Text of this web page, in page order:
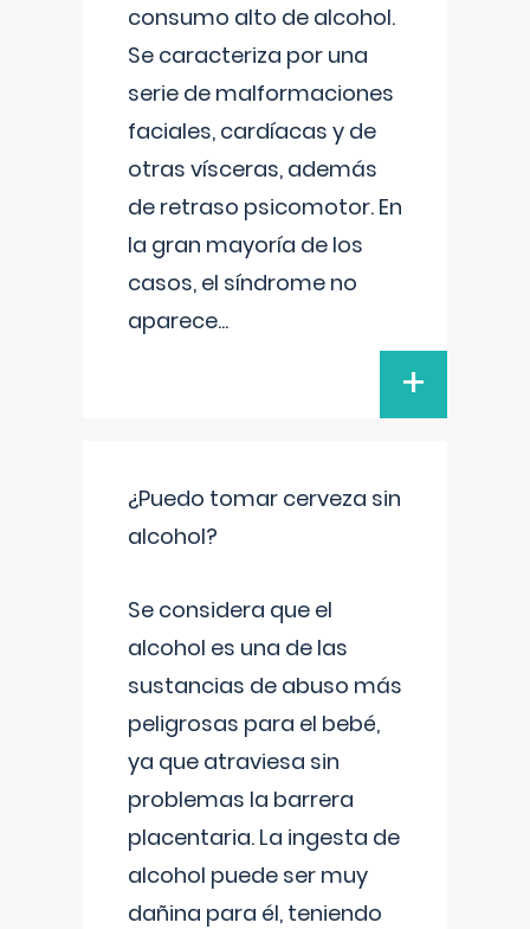
consumo alto de alcohol.
Se caracteriza por una
serie de malformaciones
faciales, cardíacas y de
otras vísceras, además
de retraso psicomotor. En
la gran mayoría de los
casos, el síndrome no
aparece...
+
¿Puedo tomar cerveza sin
alcohol?
Se considera que el
alcohol es una de las
sustancias de abuso más
peligrosas para el bebé,
ya que atraviesa sin
problemas la barrera
placentaria. La ingesta de
alcohol puede ser muy
dañina para él, teniendo